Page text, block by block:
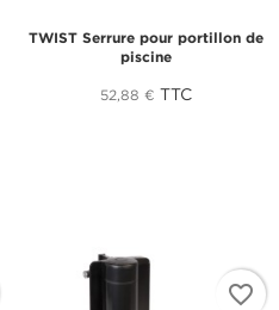
TWIST Serrure pour portillon de
piscine
52,88 € TTC
favorite_border